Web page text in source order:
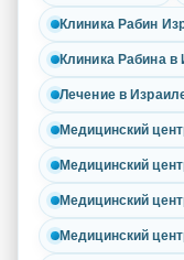
Клиника Рабин
Клиника Рабина в
Лечение в
Медицинский
Медицинский
Медицинский
Медицинский